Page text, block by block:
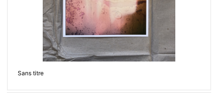
Sans titre